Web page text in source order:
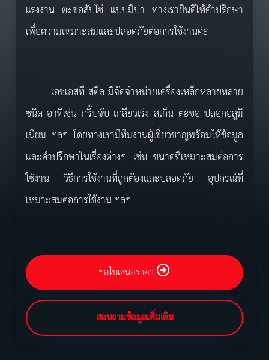
แรงงาน ตะขอสับโซ่ แบบมีบ่า ทางเรายินดีให้คำปรึกษา
เพื่อความเหมาะสมและปลอดภัยต่อการใช้งานค่ะ
เอชเอสที สตีล มีจัดจำหน่ายเครื่องเหล็กหลายหลาย
ชนิด อาทิเช่น กริ๊บจับ เกลียวเร่ง สเก็น ตะขอ ปลอกอลูมิ
เนียม ฯลฯ โดยทางเรามีทีมงานผู้เชี่ยวชาญพร้อมให้ข้อมูล
และคำปรึกษาในเรื่องต่างๆ เช่น ขนาดที่เหมาะสมต่อการ
ใช้งาน วิธีการใช้งานที่ถูกต้องและปลอดภัย อุปกรณ์ที่
เหมาะสมต่อการใช้งาน ฯลฯ
ขอใบเสนอราคา
สอบถามข้อมูลเพิ่มเติม